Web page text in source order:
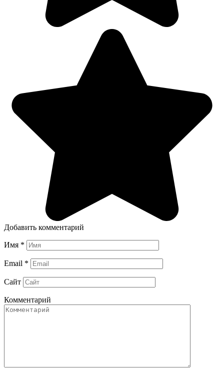
Добавить комментарий
Имя *
Email *
Сайт
Комментарий